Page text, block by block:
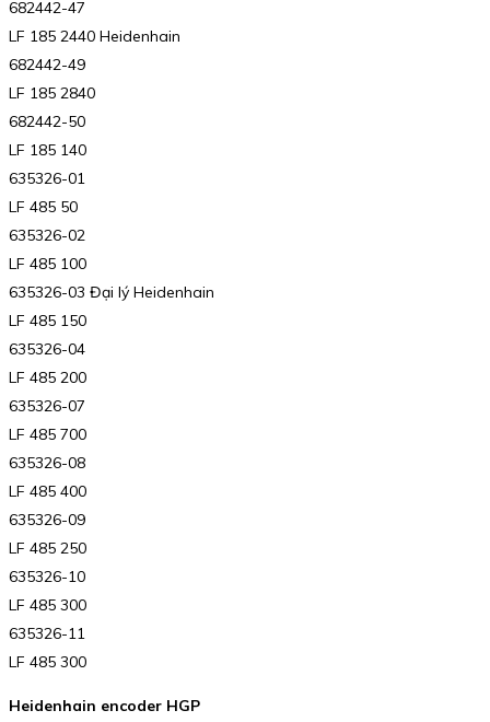
682442-47
LF 185 2440 Heidenhain
682442-49
LF 185 2840
682442-50
LF 185 140
635326-01
LF 485 50
635326-02
LF 485 100
635326-03 Đại lý Heidenhain
LF 485 150
635326-04
LF 485 200
635326-07
LF 485 700
635326-08
LF 485 400
635326-09
LF 485 250
635326-10
LF 485 300
635326-11
LF 485 300
Heidenhain encoder HGP